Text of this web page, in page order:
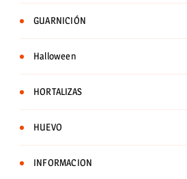
GUARNICIÓN
Halloween
HORTALIZAS
HUEVO
INFORMACION